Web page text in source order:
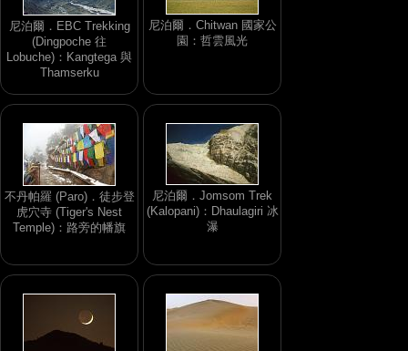
尼泊爾．EBC Trekking
(Dingpoche 往
Lobuche)：Kangtega 與
Thamserku
尼泊爾．Chitwan 國家公
園：哲雲風光
不丹帕羅 (Paro)．徒步登
虎穴寺 (Tiger's Nest
Temple)：路旁的幡旗
尼泊爾．Jomsom Trek
(Kalopani)：Dhaulagiri 冰
瀑